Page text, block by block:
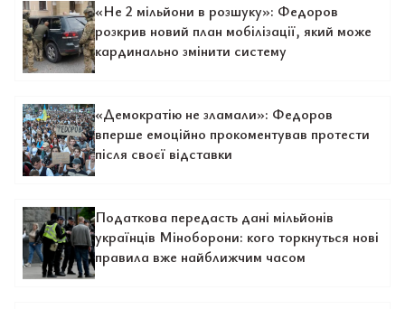
«Не 2 мільйони в розшуку»: Федоров
розкрив новий план мобілізації, який може
кардинально змінити систему
«Демократію не зламали»: Федоров
вперше емоційно прокоментував протести
після своєї відставки
Податкова передасть дані мільйонів
українців Міноборони: кого торкнуться нові
правила вже найближчим часом